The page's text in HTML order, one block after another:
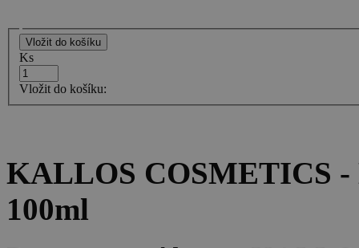
Ks
Vložit do košíku:
KALLOS COSMETICS
100ml